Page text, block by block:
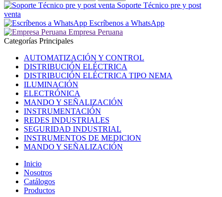
Soporte Técnico pre y post
venta
Escríbenos a WhatsApp
Empresa Peruana
Categorías Principales
AUTOMATIZACIÓN Y CONTROL
DISTRIBUCIÓN ELÉCTRICA
DISTRIBUCIÓN ELÉCTRICA TIPO NEMA
ILUMINACIÓN
ELECTRÓNICA
MANDO Y SEÑALIZACIÓN
INSTRUMENTACIÓN
REDES INDUSTRIALES
SEGURIDAD INDUSTRIAL
INSTRUMENTOS DE MEDICION
MANDO Y SEÑALIZACIÓN
Inicio
Nosotros
Catálogos
Productos